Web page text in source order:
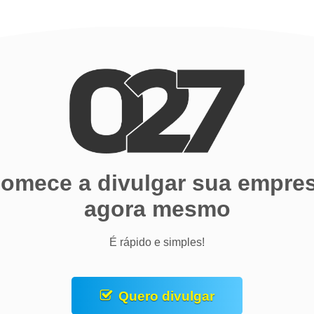
a divulgar sua
agora mesmo
É rápido e simples!
Quero divulgar